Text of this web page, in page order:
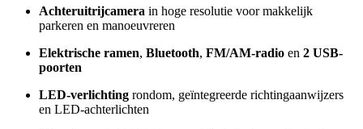
Achteruitrijcamera in hoge resolutie voor makkelijk
parkeren en manoeuvreren
Elektrische ramen, Bluetooth, FM/AM-radio en 2 USB-
poorten
LED-verlichting rondom, geïntegreerde richtingaanwijzers
en LED-achterlichten